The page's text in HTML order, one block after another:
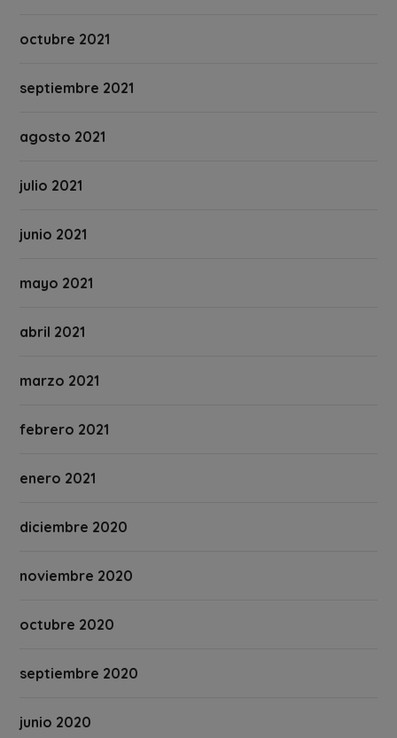
octubre 2021
septiembre 2021
agosto 2021
julio 2021
junio 2021
mayo 2021
abril 2021
marzo 2021
febrero 2021
enero 2021
diciembre 2020
noviembre 2020
octubre 2020
septiembre 2020
junio 2020